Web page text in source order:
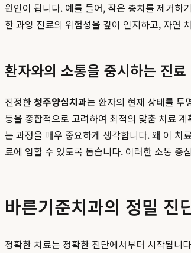
원인이 됩니다. 예를 들어, 작은 충치를 제거하
한 과잉 진료의 위험성을 깊이 인지하고, 자연
환자와의 소통을 중시하는 진료
진정한청주양심치과는 환자의 현재 상태를 투
등을 종합적으로 고려하여 최적의 맞춤 치료
는 과정을 매우 중요하게 생각합니다. 왜 이 치
료에 임할 수 있도록 돕습니다. 이러한 소통 중
바른기준치과의 정밀 진
정확한 치료는 정확한 진단에서부터 시작됩니